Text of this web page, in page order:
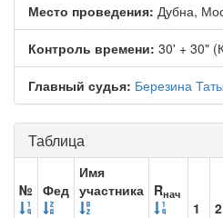
Место проведения: Дубна,
Контроль времени: 30' + 30"
Главный судья: Березина
Таблица
№ Фед
Имя
участника Rнач
1 2